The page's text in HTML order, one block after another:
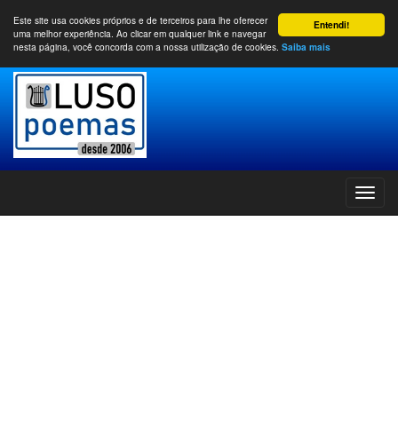
Entendi!
Este site usa cookies próprios e de terceiros para lhe oferecer
uma melhor experiência. Ao clicar em qualquer link e navegar
nesta página, você concorda com a nossa utilização de cookies. Saiba mais